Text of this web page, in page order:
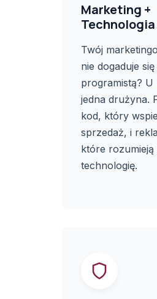
Marketing +
Technologia
Twój
nie dogaduje się
programistą? U
jedna drużyna.
kod, który
sprzedaż, i
które rozumieją
technologię.